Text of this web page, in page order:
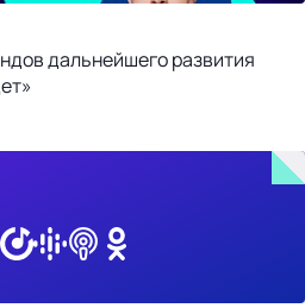
дальнейшего развития